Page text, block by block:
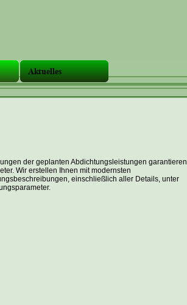
der geplanten Abdichtungsleistungen garantieren
Wir erstellen Ihnen mit modernsten
einschließlich aller Details, unter